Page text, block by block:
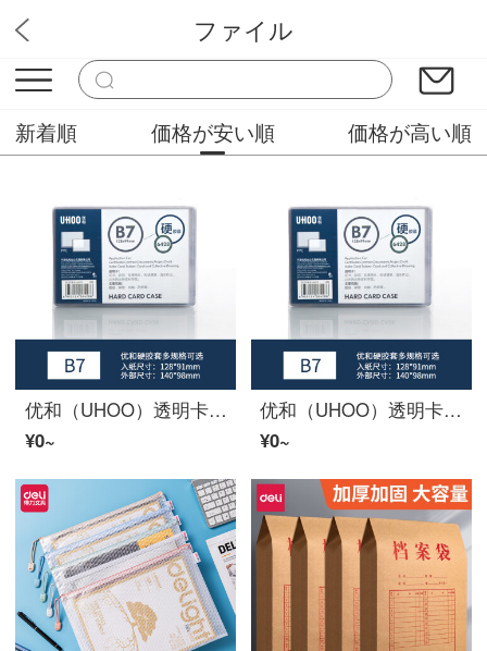
Cｈ文房
ファイル
新着順 価格が安い順 価格が高い順
优和（UHOO）透明卡套防皱A4硬胶套A3文件套塑料套A5证书保护套机台专用套广告展示板磁性板 B7硬胶套（128*91mm）
¥0~
优和（UHOO）透明卡套防皱A4硬胶套A3文件套塑料套A5证书保护套机台专用套广告展示板磁性板 B7硬胶套（128*91mm）
¥0~